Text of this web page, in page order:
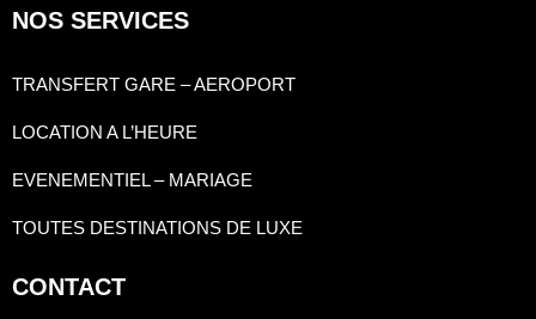
NOS SERVICES
TRANSFERT GARE – AEROPORT
LOCATION A L’HEURE
EVENEMENTIEL – MARIAGE
TOUTES DESTINATIONS DE LUXE
CONTACT